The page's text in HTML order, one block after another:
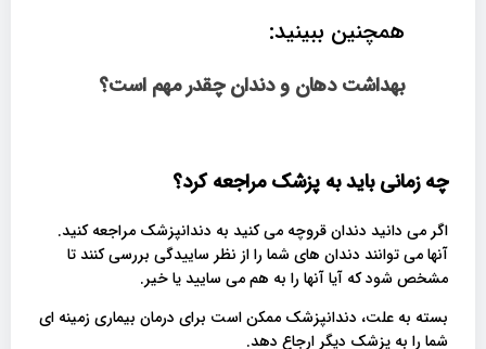
همچنین ببینید:
بهداشت دهان و دندان چقدر مهم است؟
چه زمانی باید به پزشک مراجعه کرد؟
اگر می دانید دندان قروچه می کنید به دندانپزشک مراجعه کنید.
آنها می توانند دندان های شما را از نظر ساییدگی بررسی کنند تا
مشخص شود که آیا آنها را به هم می سایید یا خیر.
بسته به علت، دندانپزشک ممکن است برای درمان بیماری زمینه ای
شما را به پزشک دیگر ارجاع دهد.